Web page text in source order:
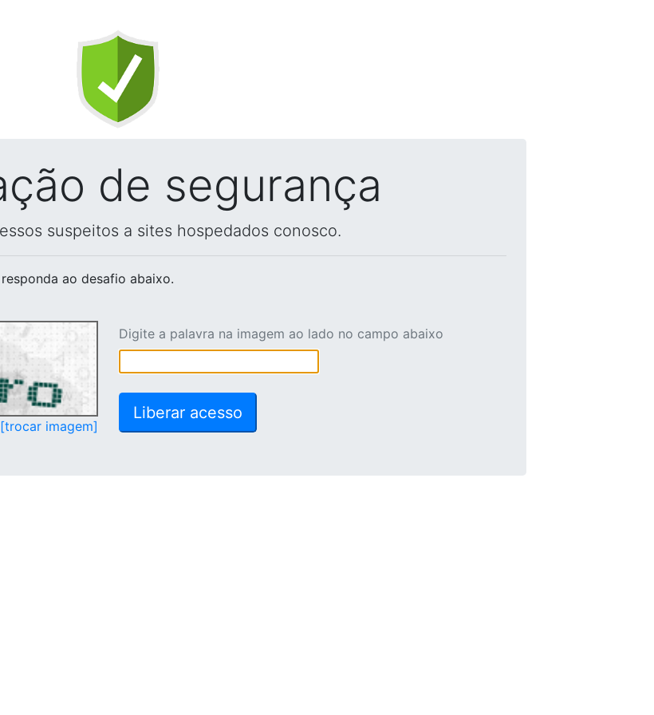
de segurança
suspeitos a sites hospedados conosco.
responda ao desafio abaixo.
[trocar imagem]
Digite a palavra na imagem ao lado no campo abaixo